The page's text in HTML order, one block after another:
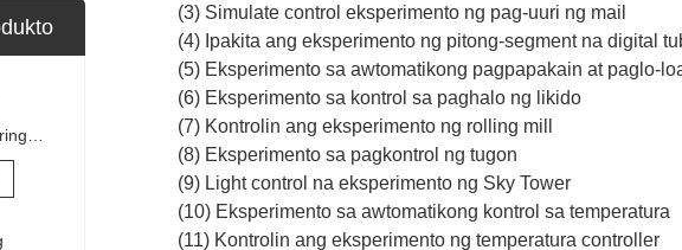
(3) Simulate control eksperimento ng pag-uuri ng mail
(4) Ipakita ang eksperimento ng pitong-segment na digital
(5) Eksperimento sa awtomatikong pagpapakain at paglo-
(6) Eksperimento sa kontrol sa paghalo ng likido
(7) Kontrolin ang eksperimento ng rolling mill
(8) Eksperimento sa pagkontrol ng tugon
(9) Light control na eksperimento ng Sky Tower
(10) Eksperimento sa awtomatikong kontrol sa temperatura
(11) Kontrolin ang eksperimento ng temperatura controller
Lab